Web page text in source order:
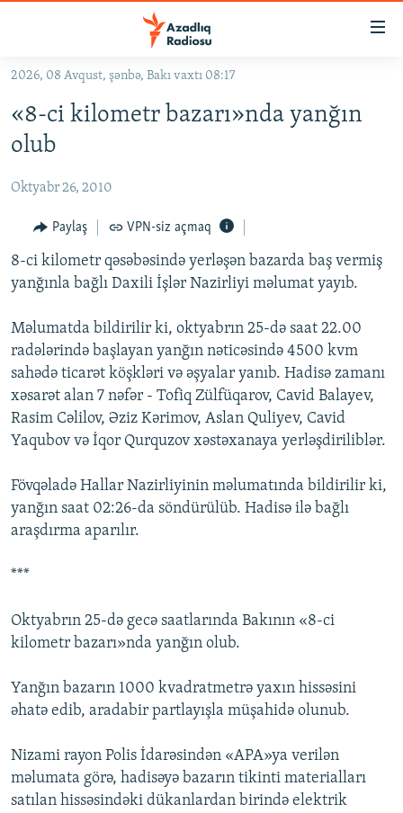
Əsas
qayıt
Əsas
qayıt
#ƏSLINDƏ
FƏRQƏ BAX
QANUNI DOĞRU
ARAŞDIRMA
MULTIMEDIA
VIDEO
FOTOQALEREYA
İNFOQRAFIKA
KARIKATURA
RADIO ARXIV
OXU ZALI
AZƏRBAYCAN ƏDƏBIYYATI KITABXANASI
İSLAM VƏ DEMOKRATIYA
İZ - MƏDƏNIYYƏT PROQRAMI
HAQQIMIZDA
MISSIYAMIZ
PEŞƏ ETIKASI VƏ JURNALISTIKA STANDARTLARIMIZ
MATERIALLARIMIZDAN ISTIFADƏ
AZADLIQRADIOSU MOBIL TELEFONUNUZDA
BIZI IZLƏ
RFE/RL-in bütün saytları
2026, 08 Avqust, şənbə, Bakı vaxtı 08:17
«8-ci kilometr bazarı»nda yanğın
olub
Oktyabr 26, 2010
Paylaş VPN-siz açmaq
8-ci kilometr qəsəbəsində yerləşən bazarda baş vermiş
yanğınla bağlı Daxili İşlər Nazirliyi məlumat yayıb.
Məlumatda bildirilir ki, oktyabrın 25-də saat 22.00
radələrində başlayan yanğın nəticəsində 4500 kvm
sahədə ticarət köşkləri və əşyalar yanıb. Hadisə zamanı
xəsarət alan 7 nəfər - Tofiq Zülfüqarov, Cavid Balayev,
Rasim Cəlilov, Əziz Kərimov, Aslan Quliyev, Cavid
Yaqubov və İqor Qurquzov xəstəxanaya yerləşdiriliblər.
Fövqəladə Hallar Nazirliyinin məlumatında bildirilir ki,
yanğın saat 02:26-da söndürülüb. Hadisə ilə bağlı
araşdırma aparılır.
***
Oktyabrın 25-də gecə saatlarında Bakının «8-ci
kilometr bazarı»nda yanğın olub.
Yanğın bazarın 1000 kvadratmetrə yaxın hissəsini
əhatə edib, aradabir partlayışla müşahidə olunub.
Nizami rayon Polis İdarəsindən «APA»ya verilən
məlumata görə, hadisəyə bazarın tikinti materialları
satılan hissəsindəki dükanlardan birində elektrik